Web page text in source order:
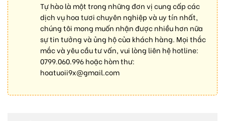
Tự hào là một trong những đơn vị cung cấp các
dịch vụ hoa tươi chuyên nghiệp và uy tín nhất,
chúng tôi mong muốn nhận được nhiều hơn nữa
sự tin tưởng và ủng hộ của khách hàng. Mọi thắc
mắc và yêu cầu tư vấn, vui lòng liên hệ hotline:
0799.060.996hoặc hòm thư:
hoatuoii9x@gmail.com